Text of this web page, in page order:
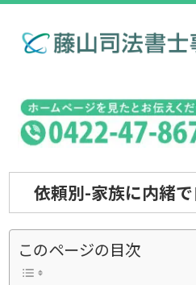
依頼別-家族に内緒
このページの目次